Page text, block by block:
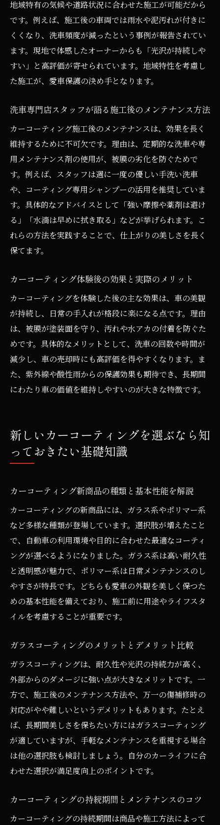
地域特有の気候や道路状況に合わせた施工が可能だから
です。例えば、施工後の車両では雨水や泥汚れが付きに
くくなり、洗車頻度が減ったという事例が報告されてい
ます。現地で体感したオーナーからも「光沢が持続しや
すい」と高評価が寄せられています。地域特性を考慮し
た施工が、愛車保護の決め手となります。
洗車専門店スタッフが語る施工後のメンテナンス方法
カーコーティング施工後のメンテナンスは、効果を長く
維持するために不可欠です。理由は、定期的な洗車や専
用メンテナンス剤の使用が、被膜の劣化を防ぐためで
す。例えば、スタッフは週に一度の優しい手洗い洗車
や、コーティング専用シャンプーの活用を推奨していま
す。具体的なアドバイスとして「強い摩擦や薬剤は避け
る」「水滴は早めに拭き取る」などが挙げられます。こ
れらの方法を実践することで、仕上がりの美しさを長く
保てます。
カーコーティング体験後の効果と実際のメリット
カーコーティングを体験した後の主な効果は、車の美観
が持続し、日常の手入れが格段に楽になる点です。理由
は、被膜が塗装面を守り、汚れや水アカの付着を防ぐた
めです。具体的なメリットとして、洗車の回数や時間が
減少し、車の売却時にも高評価を得やすくなります。ま
た、紫外線や酸性雨からの保護効果も期待でき、長期間
にわたり車の価値を維持しやすいのが大きな特徴です。
新しいカーコーティングを選ぶなら知
っておきたい基礎知識
カーコーティング新商品の種類と基本性能を解説
カーコーティングの新商品には、ガラス系やポリマー系
など多様な種類が登場しています。選択肢が増えたこと
で、自動車の利用環境や目的に合わせた最適なコーティ
ングが選べるようになりました。ガラス系は高い耐久性
と透明感が魅力で、ポリマー系は日常メンテナンスのし
やすさが特長です。どちらも愛車の外観を美しく保つた
めの基本性能を備えており、施工前に用途やライフスタ
イルを考慮することが重要です。
ガラスコーティングのメリットとデメリット比較
ガラスコーティングは、耐久性や光沢の持続力が高く、
外部からのダメージに強い点が大きなメリットです。一
方で、施工後のメンテナンス方法や、万一の傷補修時の
対応がやや難しいというデメリットもあります。たとえ
ば、長期間美しさを保ちたい方にはガラスコーティング
が適していますが、手軽なメンテナンスを重視する場合
は他の選択肢も検討しましょう。自分のカーライフに合
わせた選択が満足度向上のポイントです。
カーコーティングの持続期間とメンテナンスのコツ
カーコーティングの持続期間は商品や施工方法によって